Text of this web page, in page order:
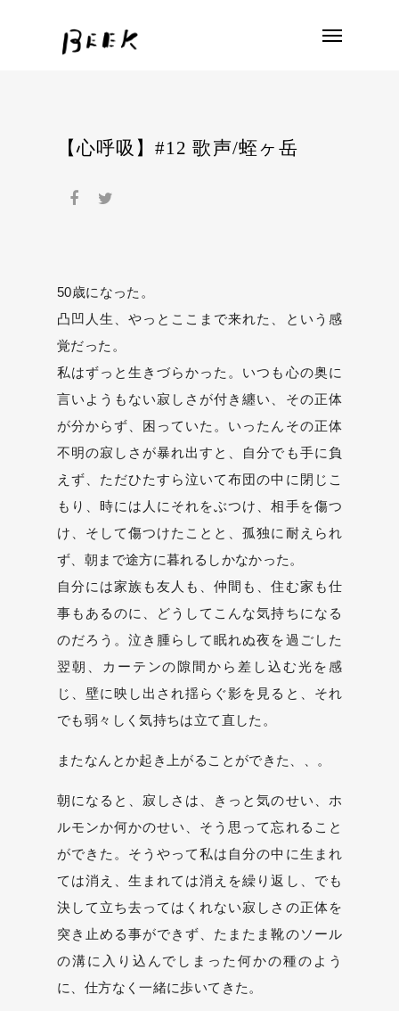
【心呼吸】#12 歌声/蛭ヶ岳
50歳になった。
凸凹人生、やっとここまで来れた、という感
覚だった。
私はずっと生きづらかった。いつも心の奥に
言いようもない寂しさが付き纏い、その正体
が分からず、困っていた。いったんその正体
不明の寂しさが暴れ出すと、自分でも手に負
えず、ただひたすら泣いて布団の中に閉じこ
もり、時には人にそれをぶつけ、相手を傷つ
け、そして傷つけたことと、孤独に耐えられ
ず、朝まで途方に暮れるしかなかった。
自分には家族も友人も、仲間も、住む家も仕
事もあるのに、どうしてこんな気持ちになる
のだろう。泣き腫らして眠れぬ夜を過ごした
翌朝、カーテンの隙間から差し込む光を感
じ、壁に映し出され揺らぐ影を見ると、それ
でも弱々しく気持ちは立て直した。
またなんとか起き上がることができた、、。
朝になると、寂しさは、きっと気のせい、ホ
ルモンか何かのせい、そう思って忘れること
ができた。そうやって私は自分の中に生まれ
ては消え、生まれては消えを繰り返し、でも
決して立ち去ってはくれない寂しさの正体を
突き止める事ができず、たまたま靴のソール
の溝に入り込んでしまった何かの種のよう
に、仕方なく一緒に歩いてきた。